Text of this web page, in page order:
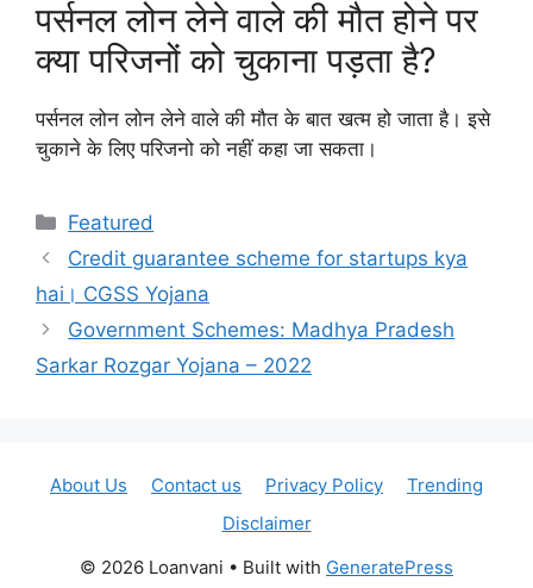
पर्सनल लोन लेने वाले की मौत होने पर
क्या परिजनों को चुकाना पड़ता है?
पर्सनल लोन लोन लेने वाले की मौत के बात खत्म हो जाता है। इसे
चुकाने के लिए परिजनो को नहीं कहा जा सकता।
Categories
Featured
Credit guarantee scheme for startups kya
hai। CGSS Yojana
Government Schemes: Madhya Pradesh
Sarkar Rozgar Yojana – 2022
About Us Contact us Privacy Policy
Trending
Disclaimer
© 2026 Loanvani • Built with GeneratePress